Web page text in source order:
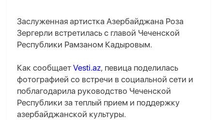
Заслуженная артистка Азербайджана Роза
Зергерли встретилась с главой Чеченской
Республики Рамзаном Кадыровым.
Как сообщает Vesti.az, певица поделилась
фотографией со встречи в социальной сети и
поблагодарила руководство Чеченской
Республики за теплый прием и поддержку
азербайджанской культуры.